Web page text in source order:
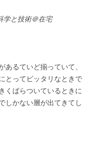
学と技術＠在宅
るていど揃っていて、
とってピッタリなときで
くばらついているときに
しかない層が出てきてし